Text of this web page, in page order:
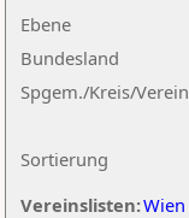
Ebene
Sortierung
Bundesland
Spgem./Kreis/Verein
Vereinslisten:Wien